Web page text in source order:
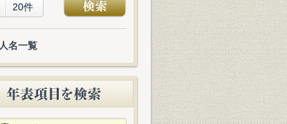
20件
人名一覧